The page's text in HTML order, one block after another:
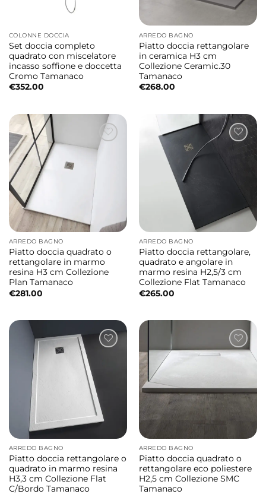
COLONNE DOCCIA
Set doccia completo
quadrato con miscelatore
incasso soffione e doccetta
Cromo Tamanaco
€352.00
ARREDO BAGNO
Piatto doccia rettangolare
in ceramica H3 cm
Collezione Ceramic.30
Tamanaco
€268.00
ARREDO BAGNO
Piatto doccia quadrato o
rettangolare in marmo
resina H3 cm Collezione
Plan Tamanaco
€281.00
ARREDO BAGNO
Piatto doccia rettangolare,
quadrato e angolare in
marmo resina H2,5/3 cm
Collezione Flat Tamanaco
€265.00
ARREDO BAGNO
Piatto doccia rettangolare o
quadrato in marmo resina
H3,3 cm Collezione Flat
C/Bordo Tamanaco
ARREDO BAGNO
Piatto doccia quadrato o
rettangolare eco poliestere
H2,5 cm Collezione SMC
Tamanaco